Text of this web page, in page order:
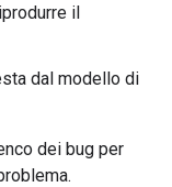
il
dal modello di
dei bug per